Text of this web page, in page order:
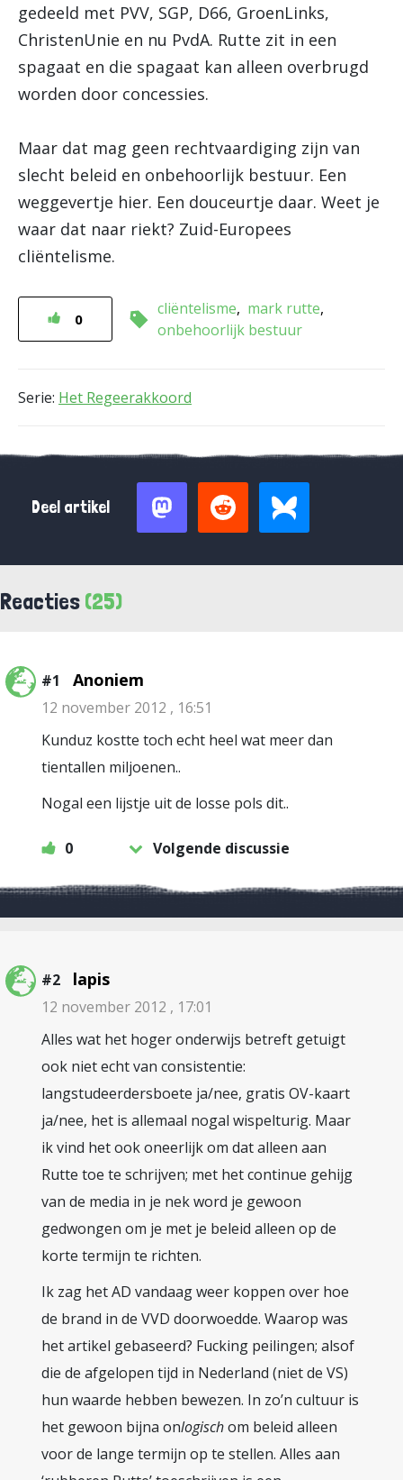
gedeeld met PVV, SGP, D66, GroenLinks,
ChristenUnie en nu PvdA. Rutte zit in een
spagaat en die spagaat kan alleen overbrugd
worden door concessies.
Maar dat mag geen rechtvaardiging zijn van
slecht beleid en onbehoorlijk bestuur. Een
weggevertje hier. Een douceurtje daar. Weet je
waar dat naar riekt? Zuid-Europees
cliëntelisme.
0
cliëntelisme
mark rutte
onbehoorlijk bestuur
Serie: Het Regeerakkoord
Deel artikel
Reacties (25)
#1 Anoniem
12 november 2012 , 16:51
Kunduz kostte toch echt heel wat meer dan
tientallen miljoenen..
Nogal een lijstje uit de losse pols dit..
0 Volgende discussie
#2 lapis
12 november 2012 , 17:01
Alles wat het hoger onderwijs betreft getuigt
ook niet echt van consistentie:
langstudeerdersboete ja/nee, gratis OV-kaart
ja/nee, het is allemaal nogal wispelturig. Maar
ik vind het ook oneerlijk om dat alleen aan
Rutte toe te schrijven; met het continue gehijg
van de media in je nek word je gewoon
gedwongen om je met je beleid alleen op de
korte termijn te richten.
Ik zag het AD vandaag weer koppen over hoe
de brand in de VVD doorwoedde. Waarop was
het artikel gebaseerd? Fucking peilingen; alsof
die de afgelopen tijd in Nederland (niet de VS)
hun waarde hebben bewezen. In zo’n cultuur is
het gewoon bijna onlogischom beleid alleen
voor de lange termijn op te stellen. Alles aan